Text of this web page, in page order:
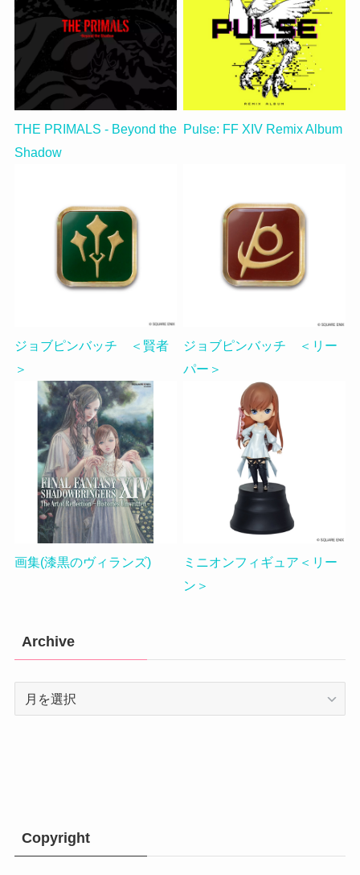
THE PRIMALS - Beyond the
Shadow
Pulse: FF XIV Remix Album
ジョブピンバッチ ＜賢者
＞
ジョブピンバッチ ＜リー
パー＞
画集(漆黒のヴィランズ)
ミニオンフィギュア＜リー
ン＞
Archive
Archive
Copyright